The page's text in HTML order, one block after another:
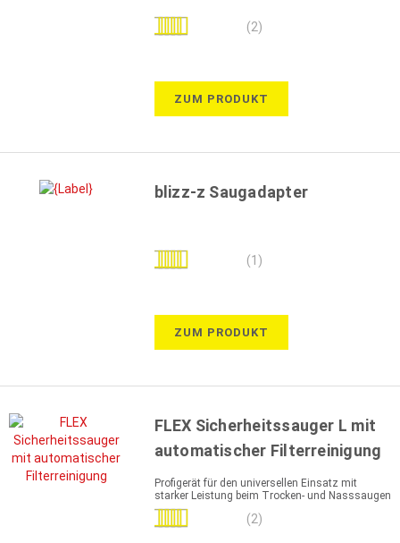
Bewertung: (2)
ZUM PRODUKT
blizz-z Saugadapter
Bewertung: (1)
ZUM PRODUKT
FLEX Sicherheitssauger L mit
automatischer Filterreinigung
Profigerät für den universellen Einsatz mit
starker Leistung beim Trocken- und Nasssaugen
Bewertung:
(2)